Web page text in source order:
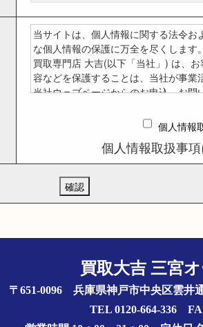
当サイトは、個人情報に関する法令
な個人情報の保護に万全を尽くします。
買取専門店 大吉(以下「当社」) は、
容などを保護することは、当社が事業
当社ウェブページからのお申込、お
「個人情報」) について下記のとおり
※個人情報とはお客様を識別できる情
アドレスなどをいいます。
※当社が個人情報を収集する場合は、
情報を収集いたします。
※当社は取得した個人情報について適
ざん、不正な侵入の防止に努めます。
開示などいたしません。
2. お客様の同意があった場合
※お客様が、ご自身の個人情報につい
社が定める方法によりお客様であるこ
※当社は、当社が保有する個人情報に
個人情報
個人情報取扱事項
買取大吉 三宮
〒651-0096 兵庫県神戸市中央区雲井
TEL 0120-664-336